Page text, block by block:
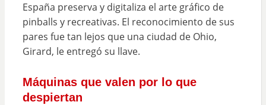
España preserva y digitaliza el arte gráfico de
pinballs y recreativas. El reconocimiento de sus
pares fue tan lejos que una ciudad de Ohio,
Girard, le entregó su llave.
Máquinas que valen por lo que
despiertan